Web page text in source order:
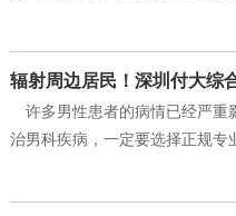
辐射周边居民！深圳付大综
许多男性患者的病情已经严重
治男科疾病，一定要选择正规
门诊部专门从事男科疾病的研